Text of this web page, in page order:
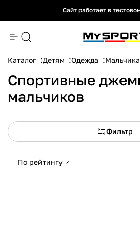
Сайт работает в
Сайт работает в
Сайт работает в
Каталог Детям Одежда
Спортивные
мальчиков
Фильтр
По рейтингу